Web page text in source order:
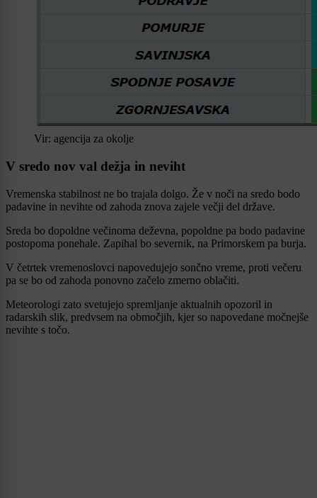
Vir: agencija za okolje
V sredo nov val dežja in neviht
Vremenska stabilnost ne bo trajala dolgo. Že v noči na sredo bodo
padavine in nevihte od zahoda znova zajele večji del države.
Sreda bo dopoldne večinoma deževna, popoldne pa bodo padavine
postopoma ponehale. Zapihal bo severnik, na Primorskem pa burja.
V četrtek vremenoslovci napovedujejo sončno vreme, proti večeru
pa se bo od zahoda ponovno začelo zmerno oblačiti.
Meteorologi zato svetujejo spremljanje aktualnih opozoril in
radarskih slik, predvsem na območjih, kjer so napovedane močnejše
nevihte s točo.